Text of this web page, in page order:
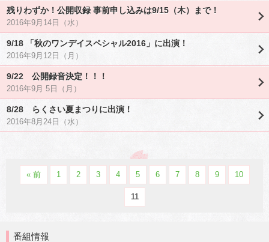
残りわずか！公開収録 事前申し込みは9/15（木）まで！
2016年9月14日（水）
9/18 「秋のワンデイスペシャル2016」に出演！
2016年9月12日（月）
9/22 公開録音決定！！！
2016年9月 5日（月）
8/28 らくさい夏まつりに出演！
2016年8月24日（水）
« 前 1 2 3 4 5 6 7 8 9 10
11
番組情報